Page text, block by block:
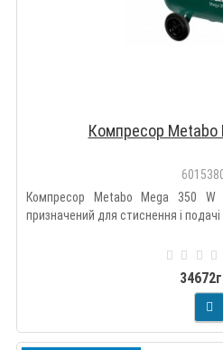
Компресор Metabo
Компресор Metabo Mega 350 W
призначений для стиснення і подачі